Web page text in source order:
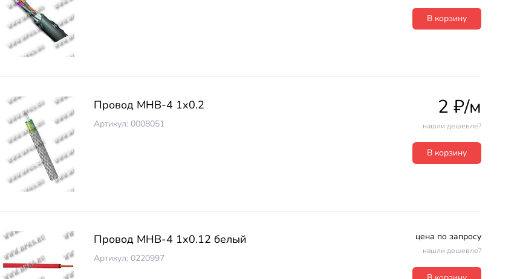
В корзину
Провод МНВ-4 1х0.2
Артикул: 0008051
2 ₽/м
нашли дешевле?
В корзину
Провод МНВ-4 1х0.12 белый
Артикул: 0220997
цена по запросу
нашли дешевле?